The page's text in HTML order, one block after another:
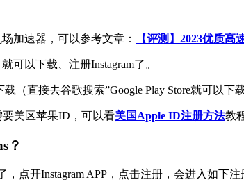
加速器，可以参考文章： 【评测】2023优质
可以下载、注册Instagram了。
（直接去谷歌搜索”Google Play Store就可以下载
要美区苹果ID，可以看美国Apple ID注册方法教
？
点开Instagram APP，点击注册，会进入如下注